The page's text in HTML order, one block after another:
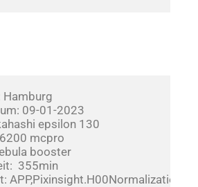
Hamburg
09-01-2023
epsilon 130
6200 mcpro
booster
355min
APP,Pixinsight.H00Normalization